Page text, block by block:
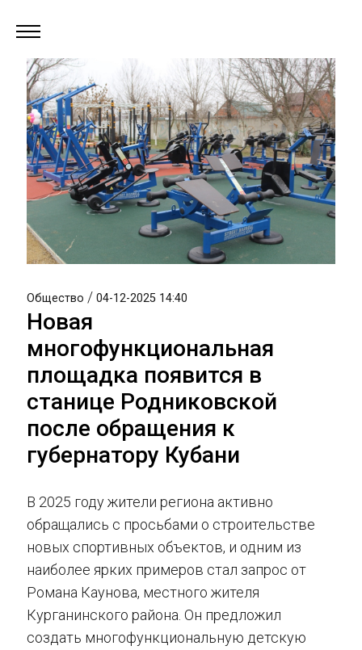
Общество / 04-12-2025 14:40
Новая
многофункциональная
площадка появится в
станице Родниковской
после обращения к
губернатору Кубани
В 2025 году жители региона активно
обращались с просьбами о строительстве
новых спортивных объектов, и одним из
наиболее ярких примеров стал запрос от
Романа Каунова, местного жителя
Курганинского района. Он предложил
создать многофункциональную детскую